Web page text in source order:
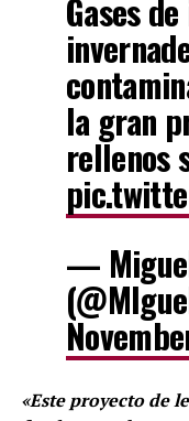
Gases
la gran
rellenos
—
«Este proyecto de